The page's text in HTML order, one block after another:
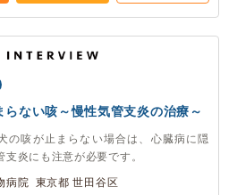
らない咳～慢性気管支炎の治療～
の咳が止まらない場合は、心臓病に隠
支炎にも注意が必要です。
病院 東京都 世田谷区